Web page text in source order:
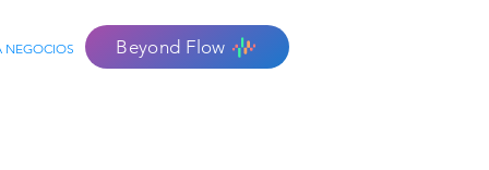
NEGOCIOS Beyond Flow